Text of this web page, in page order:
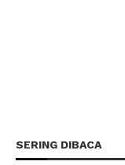
SERING DIBACA